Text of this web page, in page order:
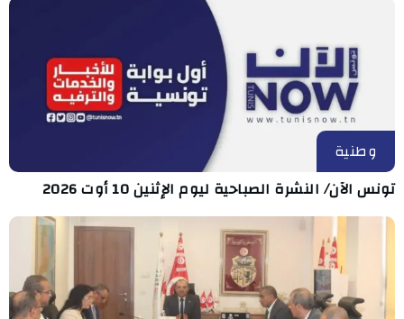
وطنية
تونس الآن/ النشرة الصباحية ليوم الإثنين 10 أوت 2026